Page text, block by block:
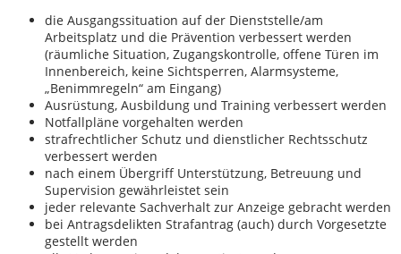
die Ausgangssituation auf der Dienststelle/am
Arbeitsplatz und die Prävention verbessert werden
(räumliche Situation, Zugangskontrolle, offene Türen im
Innenbereich, keine Sichtsperren, Alarmsysteme,
„Benimmregeln“ am Eingang)
Ausrüstung, Ausbildung und Training verbessert werden
Notfallpläne vorgehalten werden
strafrechtlicher Schutz und dienstlicher Rechtsschutz
verbessert werden
nach einem Übergriff Unterstützung, Betreuung und
Supervision gewährleistet sein
jeder relevante Sachverhalt zur Anzeige gebracht werden
bei Antragsdelikten Strafantrag (auch) durch Vorgesetzte
gestellt werden